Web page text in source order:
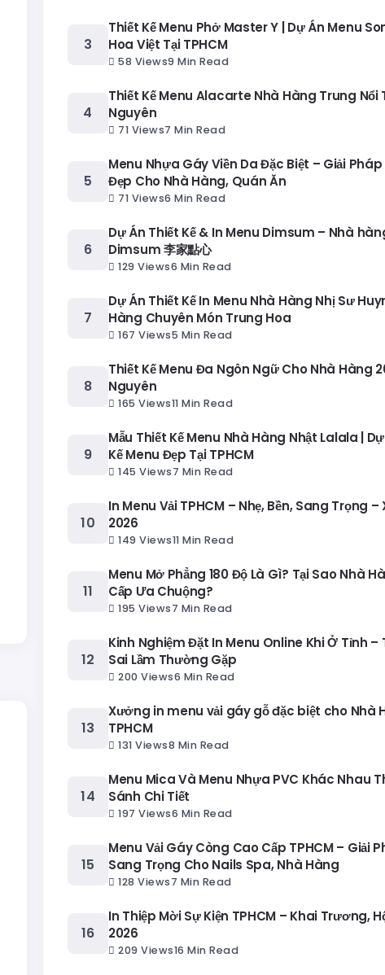
Thiết Kế Menu Phở Master Y | Dự Án Menu
Hoa Việt Tại TPHCM
58 Views9 Min Read
Thiết Kế Menu Alacarte Nhà Hàng Trung Nổi
Nguyên
71 Views7 Min Read
Menu Nhựa Gáy Viền Da Đặc Biệt – Giải Pháp
Đẹp Cho Nhà Hàng, Quán Ăn
71 Views6 Min Read
Dự Án Thiết Kế & In Menu Dimsum – Nhà
Dimsum 李家點心
129 Views6 Min Read
Dự Án Thiết Kế In Menu Nhà Hàng Nhị Sư
Hàng Chuyên Món Trung Hoa
167 Views5 Min Read
Thiết Kế Menu Đa Ngôn Ngữ Cho Nhà Hàng
Nguyên
165 Views11 Min Read
Mẫu Thiết Kế Menu Nhà Hàng Nhật Lalala |
Kế Menu Đẹp Tại TPHCM
145 Views7 Min Read
In Menu Vải TPHCM – Nhẹ, Bền, Sang Trọng
2026
149 Views11 Min Read
Menu Mở Phẳng 180 Độ Là Gì? Tại Sao Nhà
Cấp Ưa Chuộng?
195 Views7 Min Read
Kinh Nghiệm Đặt In Menu Online Khi Ở Tỉnh –
Sai Lầm Thường Gặp
200 Views6 Min Read
Xưởng in menu vải gáy gỗ đặc biệt cho Nhà
TPHCM
131 Views8 Min Read
Menu Mica Và Menu Nhựa PVC Khác Nhau
Sánh Chi Tiết
197 Views6 Min Read
Menu Vải Gáy Còng Cao Cấp TPHCM – Giải
Sang Trọng Cho Nails Spa, Nhà Hàng
128 Views7 Min Read
In Thiệp Mời Sự Kiện TPHCM – Khai Trương,
2026
209 Views16 Min Read